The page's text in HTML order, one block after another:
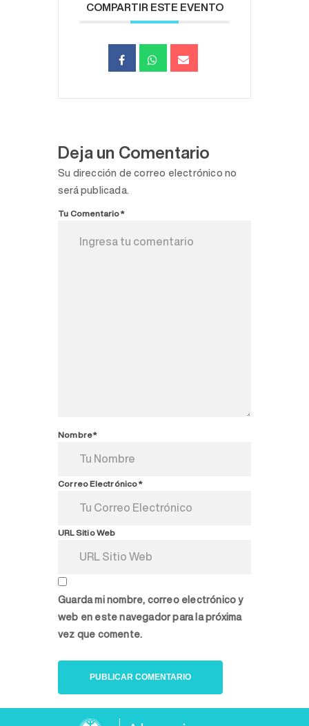
COMPARTIR ESTE EVENTO
Deja un Comentario
Su dirección de correo electrónico no
será publicada.
Tu Comentario*
Nombre*
Correo Electrónico*
URL Sitio Web
Guarda mi nombre, correo electrónico y
web en este navegador para la próxima
vez que comente.